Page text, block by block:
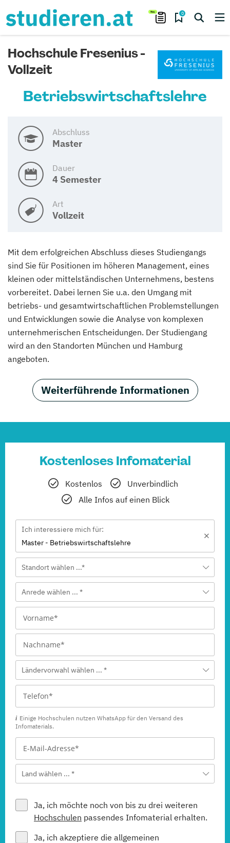
0
Hochschule Fresenius -
Vollzeit
Betriebswirtschaftslehre
Abschluss
Master
Dauer
4 Semester
Art
Vollzeit
Mit dem erfolgreichen Abschluss dieses Studiengangs
sind Sie für Positionen im höheren Management, eines
kleinen oder mittelständischen Unternehmens, bestens
vorbereitet. Dabei lernen Sie u.a. den Umgang mit
betriebs- und gesamtwirtschaftlichen Problemstellungen
und Entwicklungen sowie die Analyse von komplexen
unternehmerischen Entscheidungen. Der Studiengang
wird an den Standorten München und Hamburg
angeboten.
Weiterführende Informationen
Kostenloses Infomaterial
Kostenlos
Unverbindlich
Alle Infos auf einen Blick
Ich interessiere mich für:
Master - Betriebswirtschaftslehre
Standort wählen ...*
Anrede wählen ... *
Ländervorwahl wählen ... *
Einige Hochschulen nutzen WhatsApp für den Versand des
Infomaterials.
Land wählen ... *
Ja, ich möchte noch von bis zu drei weiteren
Hochschulen passendes Infomaterial erhalten.
Ja, ich akzeptiere die allgemeinen